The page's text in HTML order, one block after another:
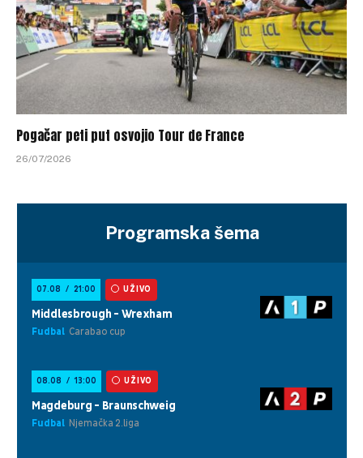
Pogačar peti put osvojio Tour de France
26/07/2026
Programska šema